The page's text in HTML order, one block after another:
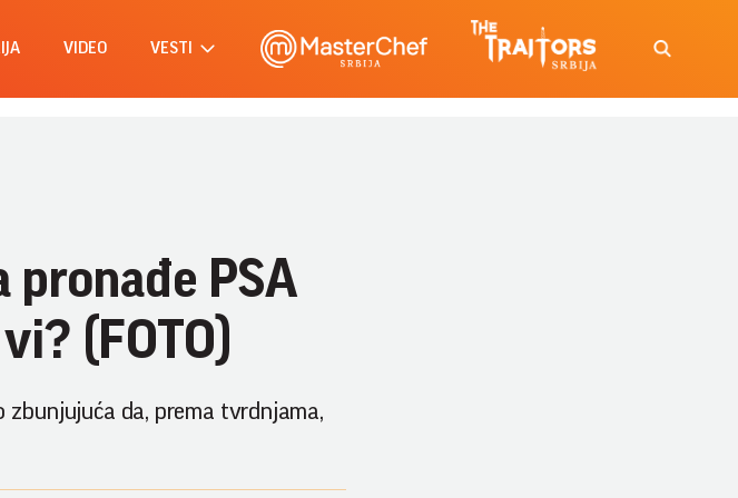
VIDEO VESTI
pronađe PSA
(FOTO)
da, prema tvrdnjama,